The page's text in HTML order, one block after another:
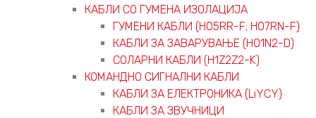
КАБЛИ СО ГУМЕНА ИЗОЛАЦИЈА
ГУМЕНИ КАБЛИ (H05RR-F; H07RN-F)
КАБЛИ ЗА ЗАВАРУВАЊЕ (H01N2-D)
СОЛАРНИ КАБЛИ (H1Z2Z2-K)
КОМАНДНО СИГНАЛНИ КАБЛИ
КАБЛИ ЗА ЕЛЕКТРОНИКА (LiYCY)
КАБЛИ ЗА ЗВУЧНИЦИ